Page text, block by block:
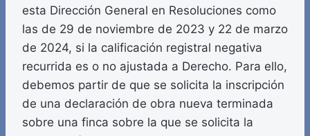
esta Dirección General en Resoluciones como
las de 29 de noviembre de 2023 y 22 de marzo
de 2024, si la calificación registral negativa
recurrida es o no ajustada a Derecho. Para ello,
debemos partir de que se solicita la inscripción
de una declaración de obra nueva terminada
sobre una finca sobre la que se solicita la